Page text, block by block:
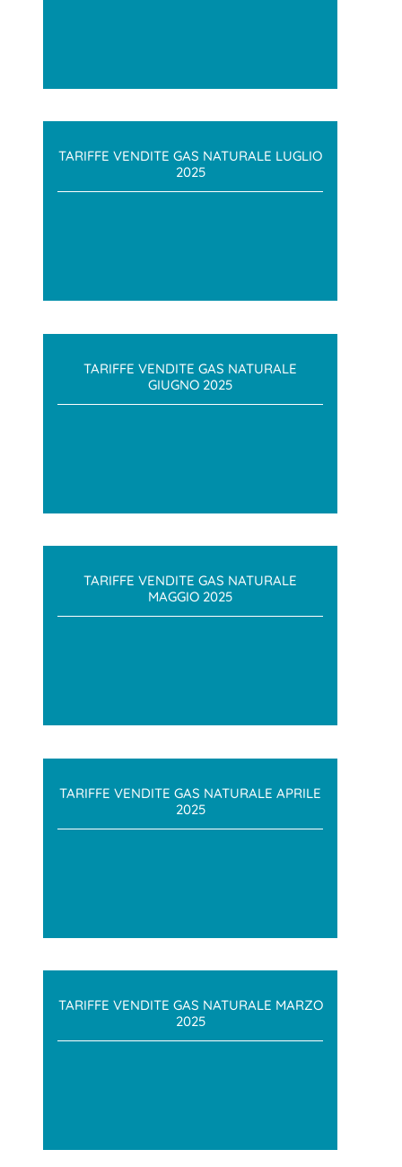
TARIFFE VENDITE GAS NATURALE LUGLIO
2025
TARIFFE VENDITE GAS NATURALE
GIUGNO 2025
TARIFFE VENDITE GAS NATURALE
MAGGIO 2025
TARIFFE VENDITE GAS NATURALE APRILE
2025
TARIFFE VENDITE GAS NATURALE MARZO
2025